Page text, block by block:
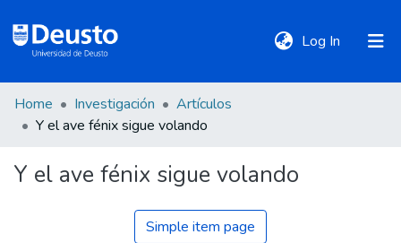
Log In (current)
DeustoTeka
Communities
Home Investigación
Artículos
Y el ave fénix sigue volando
Y el ave fénix sigue volando
Simple item page